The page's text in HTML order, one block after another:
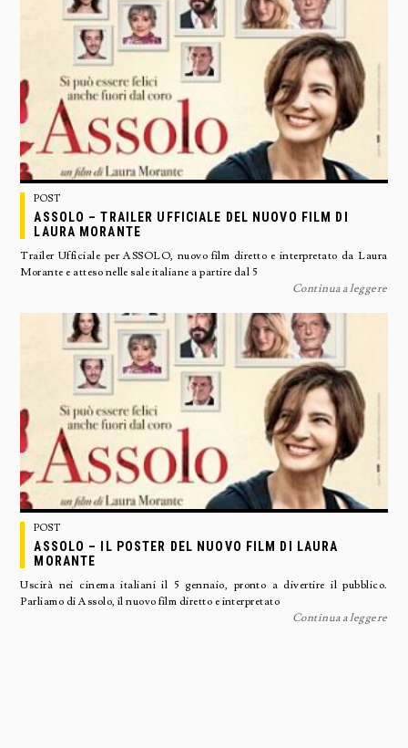
POST
ASSOLO – TRAILER UFFICIALE DEL NUOVO FILM DI
LAURA MORANTE
Trailer Ufficiale per ASSOLO, nuovo film diretto e interpretato da Laura
Morante e atteso nelle sale italiane a partire dal 5
Continua a leggere
POST
ASSOLO – IL POSTER DEL NUOVO FILM DI LAURA
MORANTE
Uscirà nei cinema italiani il 5 gennaio, pronto a divertire il pubblico.
Parliamo di Assolo, il nuovo film diretto e interpretato
Continua a leggere